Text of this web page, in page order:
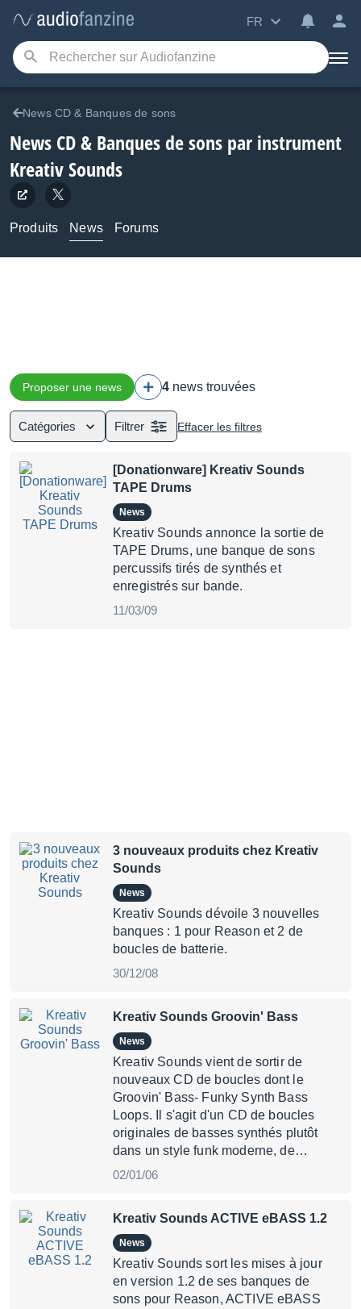
FR
News CD & Banques de sons
News CD & Banques de sons par instrument
Kreativ Sounds
Produits News Forums
Proposer une news 4 news trouvées
Catégories Filtrer Effacer les filtres
[Donationware] Kreativ Sounds
TAPE Drums
News
Kreativ Sounds annonce la sortie de
TAPE Drums, une banque de sons
percussifs tirés de synthés et
enregistrés sur bande.
11/03/09
3 nouveaux produits chez Kreativ
Sounds
News
Kreativ Sounds dévoile 3 nouvelles
banques : 1 pour Reason et 2 de
boucles de batterie.
30/12/08
Kreativ Sounds Groovin' Bass
News
Kreativ Sounds vient de sortir de
nouveaux CD de boucles dont le
Groovin' Bass- Funky Synth Bass
Loops. Il s'agit d'un CD de boucles
originales de basses synthés plutôt
dans un style funk moderne, de…
02/01/06
Kreativ Sounds ACTIVE eBASS 1.2
News
Kreativ Sounds sort les mises à jour
en version 1.2 de ses banques de
sons pour Reason, ACTIVE eBASS